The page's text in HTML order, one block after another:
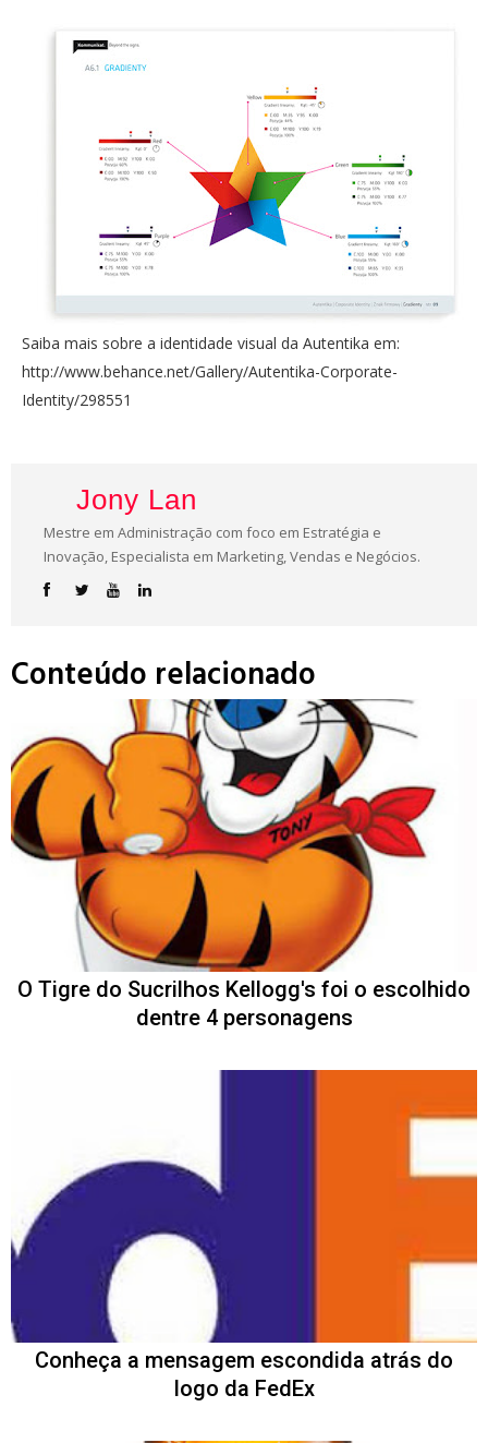
Saiba mais sobre a identidade visual da Autentika em:
http://www.behance.net/Gallery/Autentika-Corporate-
Identity/298551
Jony Lan
Mestre em Administração com foco em Estratégia e
Inovação, Especialista em Marketing, Vendas e Negócios.
Conteúdo relacionado
O Tigre do Sucrilhos Kellogg's foi o escolhido
dentre 4 personagens
Conheça a mensagem escondida atrás do
logo da FedEx